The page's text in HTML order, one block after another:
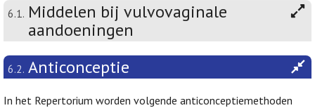
6.1. Middelen bij vulvovaginale
aandoeningen
6.2. Anticonceptie
In het Repertorium worden volgende anticonceptiemethoden